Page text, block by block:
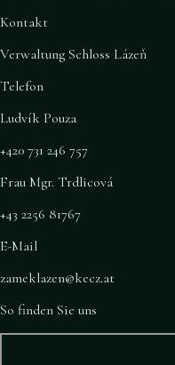
Kontakt
Verwaltung Schloss Lázeň
Telefon
Ludvík Pouza
+420 731 246 757
Frau Mgr. Trdlicová
+43 2256 81767
E-Mail
zameklazen@kecz.at
So finden Sie uns